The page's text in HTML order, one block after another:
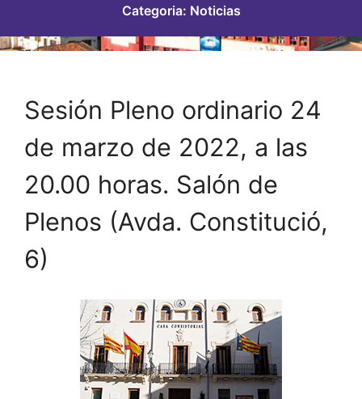
Categoria: Noticias
Sesión Pleno ordinario 24
de marzo de 2022, a las
20.00 horas. Salón de
Plenos (Avda. Constitució,
6)